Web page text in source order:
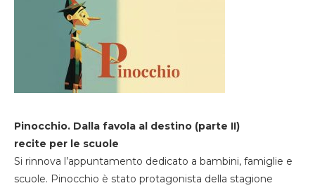
Pinocchio. Dalla favola al destino (parte II)
recite per le scuole
Si rinnova l’appuntamento dedicato a bambini, famiglie e
scuole. Pinocchio è stato protagonista della stagione